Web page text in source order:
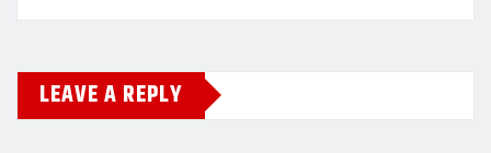
LEAVE A REPLY